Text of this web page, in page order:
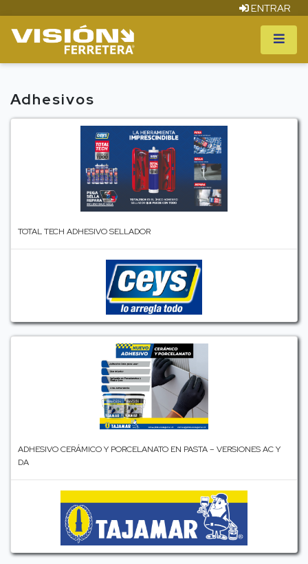
ENTRAR
Adhesivos
TOTAL TECH ADHESIVO SELLADOR
ADHESIVO CERÁMICO Y PORCELANATO EN PASTA – VERSIONES AC Y
DA